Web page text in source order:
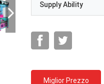
Supply Ability
Miglior Prezzo